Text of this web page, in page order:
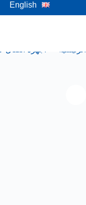
English